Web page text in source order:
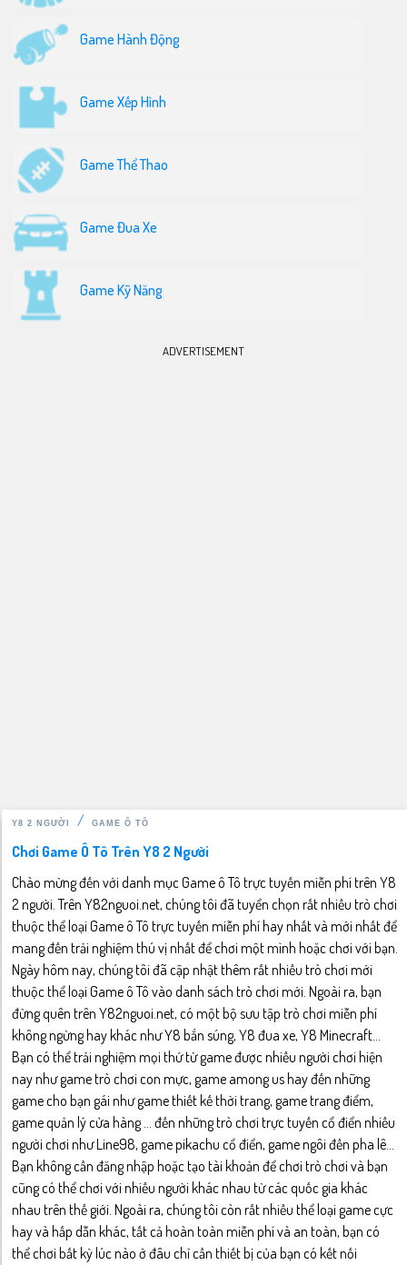
Game Hành Động
Game Xếp Hình
Game Thể Thao
Game Đua Xe
Game Kỹ Năng
ADVERTISEMENT
Y8 2 NGƯỜI GAME Ô TÔ
Chơi Game Ô Tô Trên Y8 2 Người
Chào mừng đến với danh mục Game ô Tô trực tuyến miễn phí trên Y8
2 người. Trên Y82nguoi.net, chúng tôi đã tuyển chọn rất nhiều trò chơi
thuộc thể loại Game ô Tô trực tuyến miễn phí hay nhất và mới nhất để
mang đến trải nghiệm thú vị nhất để chơi một mình hoặc chơi với bạn.
Ngày hôm nay, chúng tôi đã cập nhật thêm rất nhiều trò chơi mới
thuộc thể loại Game ô Tô vào danh sách trò chơi mới. Ngoài ra, bạn
đừng quên trên Y82nguoi.net, có một bộ sưu tập trò chơi miễn phí
không ngừng hay khác như Y8 bắn súng, Y8 đua xe, Y8 Minecraft...
Bạn có thể trải nghiệm mọi thứ từ game được nhiều người chơi hiện
nay như game trò chơi con mực, game among us hay đến những
game cho bạn gái như game thiết kế thời trang, game trang điểm,
game quản lý cửa hàng ... đến những trò chơi trực tuyến cổ điển nhiều
người chơi như Line98, game pikachu cổ điển, game ngôi đền pha lê...
Bạn không cần đăng nhập hoặc tạo tài khoản để chơi trò chơi và bạn
cũng có thể chơi với nhiều người khác nhau từ các quốc gia khác
nhau trên thế giới. Ngoài ra, chúng tôi còn rất nhiều thể loại game cực
hay và hấp dẫn khác, tất cả hoàn toàn miễn phí và an toàn, bạn có
thể chơi bất kỳ lúc nào ở đâu chỉ cần thiết bị của bạn có kết nối